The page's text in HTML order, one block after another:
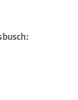
упаковщиков